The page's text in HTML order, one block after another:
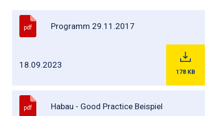
pdf Programm 29.11.2017
18.09.2023
178 KB
pdf Habau - Good Practice Beispiel